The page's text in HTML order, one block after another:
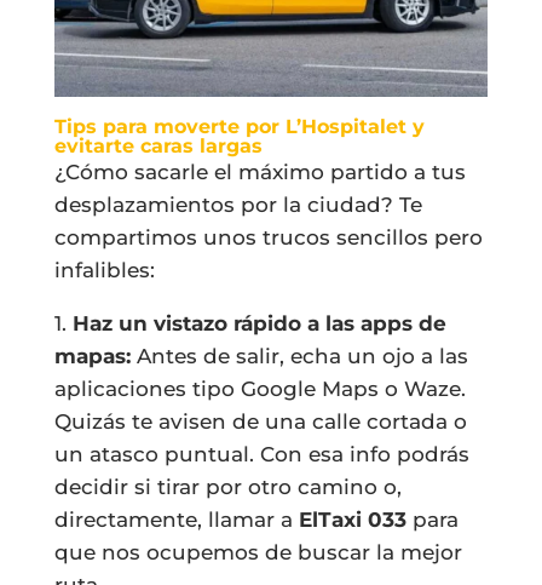
Tips para moverte por L’Hospitalet y
evitarte caras largas
¿Cómo sacarle el máximo partido a tus
desplazamientos por la ciudad? Te
compartimos unos trucos sencillos pero
infalibles:
1. Haz un vistazo rápido a las apps de
mapas:Antes de salir, echa un ojo a las
aplicaciones tipo Google Maps o Waze.
Quizás te avisen de una calle cortada o
un atasco puntual. Con esa info podrás
decidir si tirar por otro camino o,
directamente, llamar a ElTaxi 033para
que nos ocupemos de buscar la mejor